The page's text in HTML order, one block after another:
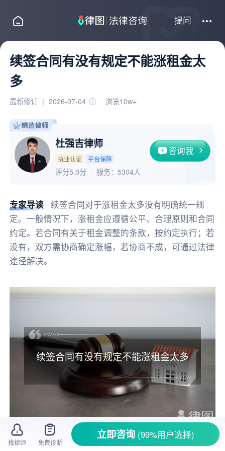
提问
续签合同有没有规定不能涨租金太
多
最新修订 | 2026-07-04 浏览10w+
杜强吉律师
执业认证 平台保障
咨询我
评分5.0分 服务： 5304人
专家导读
续签合同对于涨租金太多没有明确统一规
定。一般情况下，涨租金应遵循公平、合理原则和合同
约定。若合同有关于租金调整的条款，按约定执行；若
没有，双方需协商确定涨幅，若协商不成，可通过法律
途径解决。
续签合同有没有规定不能涨租金太多
租房是很多人都会经历的事情，当租房合同
找律师 免费诊断
立即咨询 (99%用户选择)